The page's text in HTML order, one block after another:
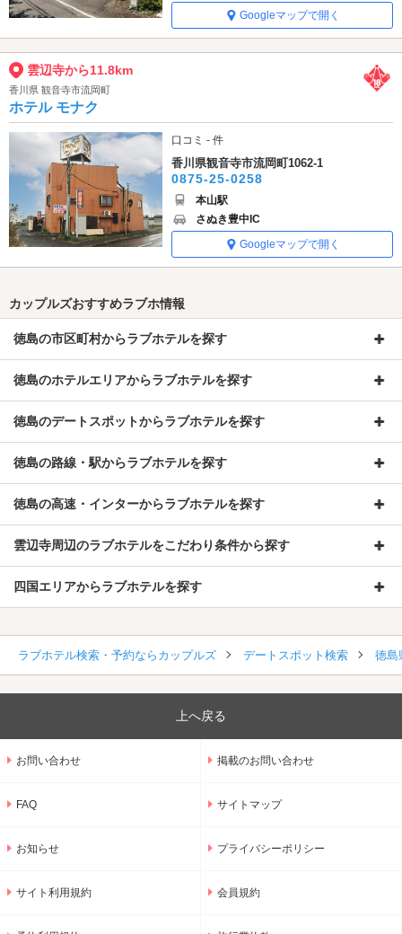
Googleマップで開く
雲辺寺から11.8km
香川県 観音寺市流岡町
ホテル モナク
口コミ - 件
香川県観音寺市流岡町1062-1
0875-25-0258
本山駅
さぬき豊中IC
Googleマップで開く
カップルズおすすめラブホ情報
徳島の市区町村からラブホテルを探す
徳島のホテルエリアからラブホテルを探す
徳島のデートスポットからラブホテルを探す
徳島の路線・駅からラブホテルを探す
徳島の高速・インターからラブホテルを探す
雲辺寺周辺のラブホテルをこだわり条件から探す
四国エリアからラブホテルを探す
ラブホテル検索・予約ならカップルズ デートスポット検索 徳島
上へ戻る
お問い合わせ 掲載のお問い合わせ
FAQ サイトマップ
お知らせ プライバシーポリシー
サイト利用規約 会員規約